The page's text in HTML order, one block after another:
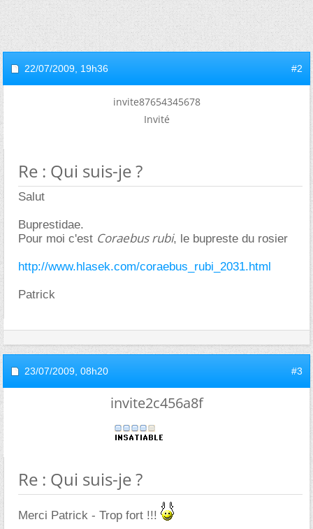
22/07/2009, 19h36 #2
invite87654345678
Invité
Re : Qui suis-je ?
Salut
Buprestidae.
Pour moi c'est Coraebus rubi, le bupreste du rosier
http://www.hlasek.com/coraebus_rubi_2031.html
Patrick
23/07/2009, 08h20 #3
invite2c456a8f
Re : Qui suis-je ?
Merci Patrick - Trop fort !!!